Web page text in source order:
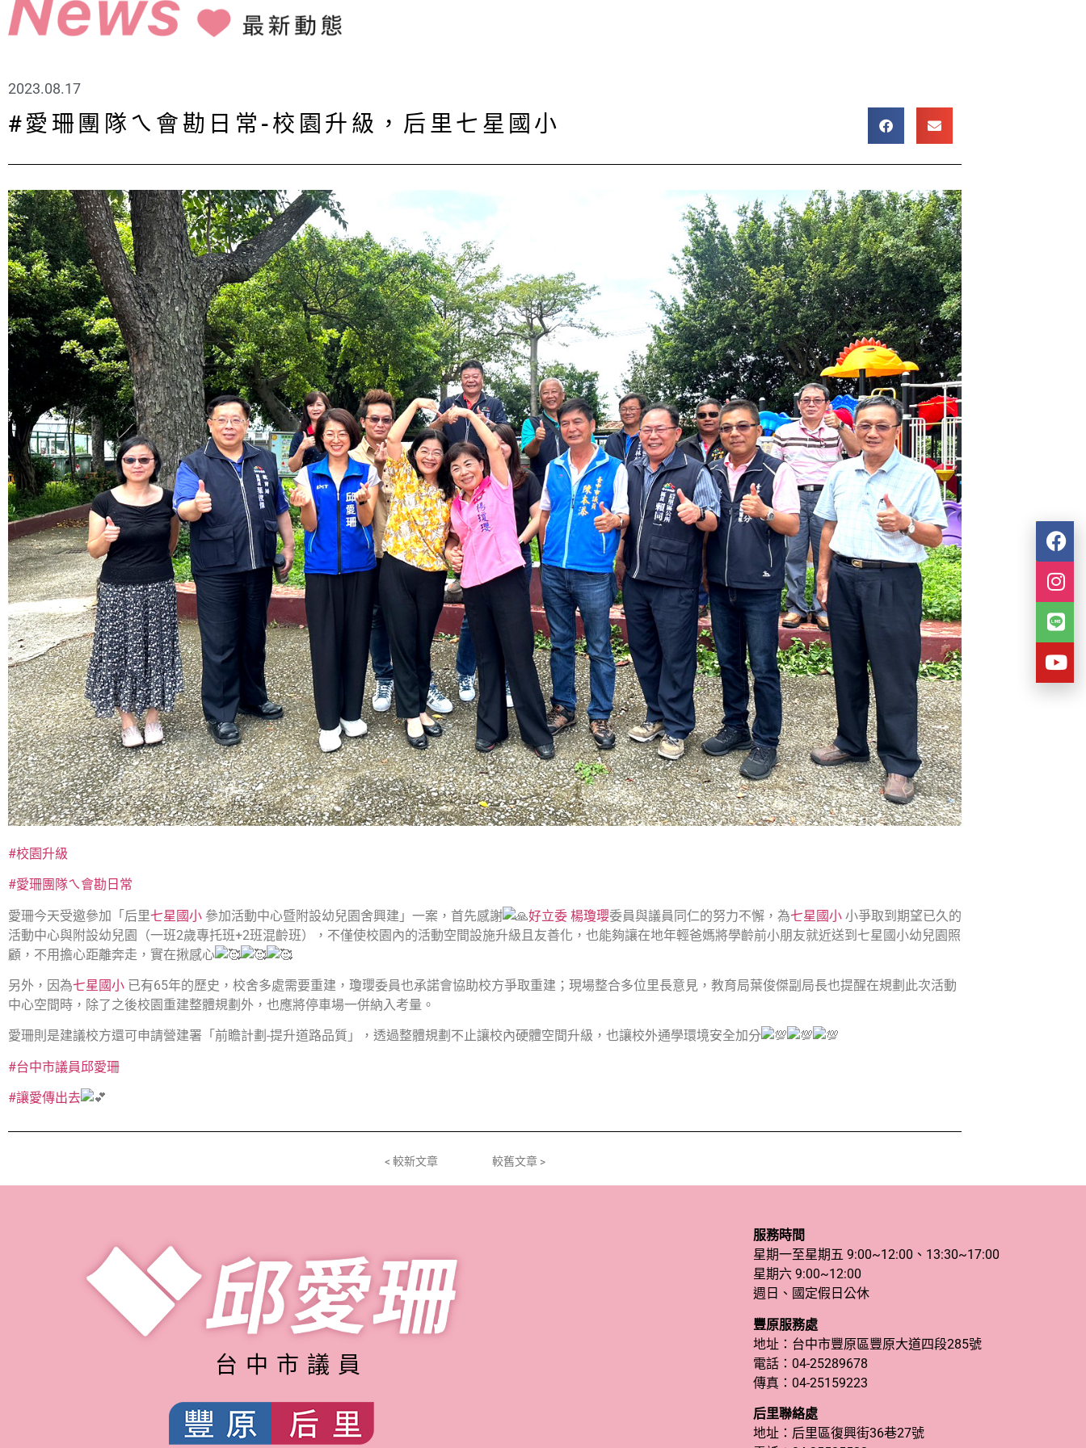
2023.08.17
#愛珊團隊ㄟ會勘日常-校園升級，后里七星國小
#校園升級
#愛珊團隊ㄟ會勘日常
愛珊今天受邀參加「后里七星國小 參加活動中心暨附設幼兒園舍興建」一案，首先感謝 好立委 楊瓊瓔委員與議員同仁的努力不懈，為七星國小 小爭取到期望已久的
活動中心與附設幼兒園（一班2歲專托班+2班混齡班），不僅使校園內的活動空間設施升級且友善化，也能夠讓在地年輕爸媽將學齡前小朋友就近送到七星國小幼兒園照
顧，不用擔心距離奔走，實在揪感心
另外，因為七星國小 已有65年的歷史，校舍多處需要重建，瓊瓔委員也承諾會協助校方爭取重建；現場整合多位里長意見，教育局葉俊傑副局長也提醒在規劃此次活動
中心空間時，除了之後校園重建整體規劃外，也應將停車場一併納入考量。
愛珊則是建議校方還可申請營建署「前瞻計劃-提升道路品質」，透過整體規劃不止讓校內硬體空間升級，也讓校外通學環境安全加分
#台中市議員邱愛珊
#讓愛傳出去
< 較新文章 較舊文章 >
台中市議員
服務時間
星期一至星期五 9:00~12:00、13:30~17:00
星期六 9:00~12:00
週日、國定假日公休
豐原服務處
地址：台中市豐原區豐原大道四段285號
電話： 04-25289678
傳真：04-25159223
后里聯絡處
地址：后里區復興街36巷27號